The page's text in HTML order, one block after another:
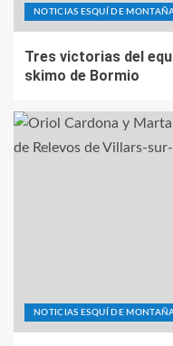
NOTICIAS ESQUÍ DE
Tres victorias del
skimo de Bormio
NOTICIAS ESQUÍ DE